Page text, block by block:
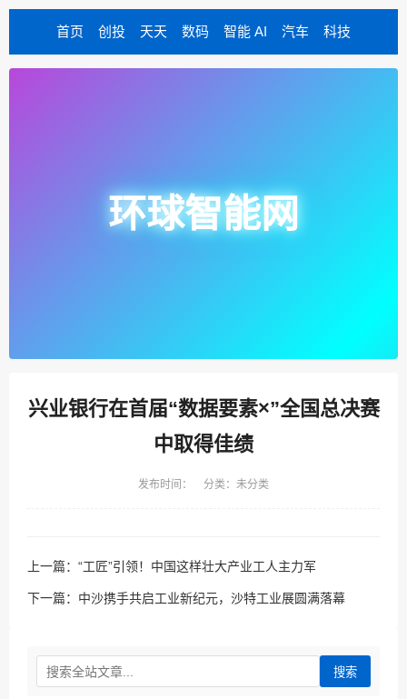
首页 创投 天天 数码 智能 AI 汽车 科技
环球智能网
兴业银行在首届“数据要素×”全国总决赛
中取得佳绩
发布时间： 分类：未分类
上一篇： “工匠”引领！中国这样壮大产业工人主力军
下一篇： 中沙携手共启工业新纪元，沙特工业展圆满落幕
搜索